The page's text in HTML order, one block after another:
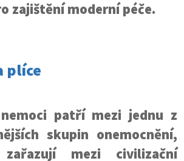
zajištění moderní péče.
plíce
nemoci patří mezi jednu z
skupin onemocnění,
mezi civilizační